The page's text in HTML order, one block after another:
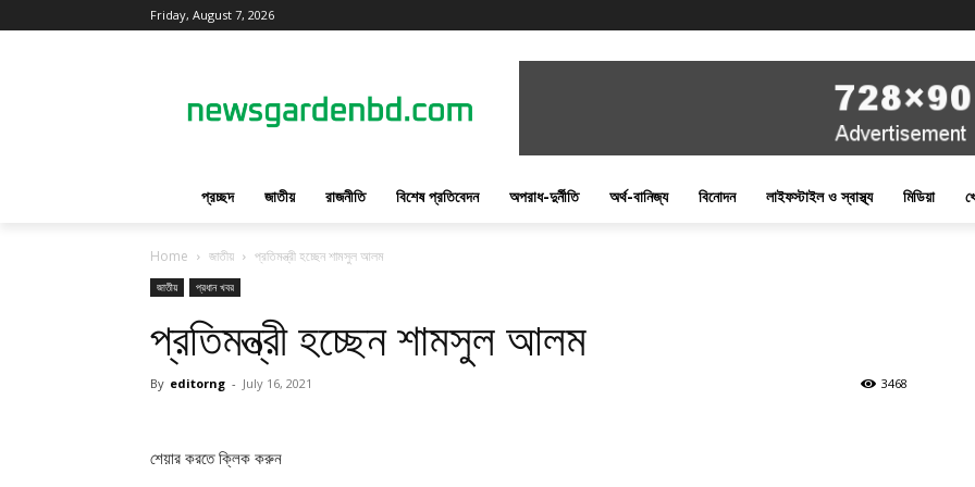
Friday, August 7, 2026
প্রচ্ছদ জাতীয় রাজনীতি বিশেষ প্রতিবেদন অপরাধ-দুর্নীতি অর্থ-বানিজ্য বিনোদন লাইফস্টাইল ও স্বাস্থ্য মিডিয়া
Home জাতীয় প্রতিমন্ত্রী হচ্ছেন শামসুল আলম
জাতীয় প্রধান খবর
প্রতিমন্ত্রী হচ্ছেন শামসুল আলম
By editorng - July 16, 2021 3468
শেয়ার করতে ক্লিক করুন